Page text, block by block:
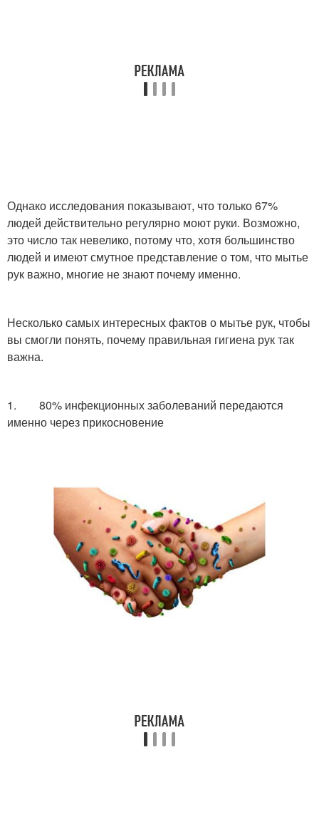
Однако исследования показывают, что только 67%
людей действительно регулярно моют руки. Возможно,
это число так невелико, потому что, хотя большинство
людей и имеют смутное представление о том, что мытье
рук важно, многие не знают почему именно.
Несколько самых интересных фактов о мытье рук, чтобы
вы смогли понять, почему правильная гигиена рук так
важна.
1. 80% инфекционных заболеваний передаются
именно через прикосновение